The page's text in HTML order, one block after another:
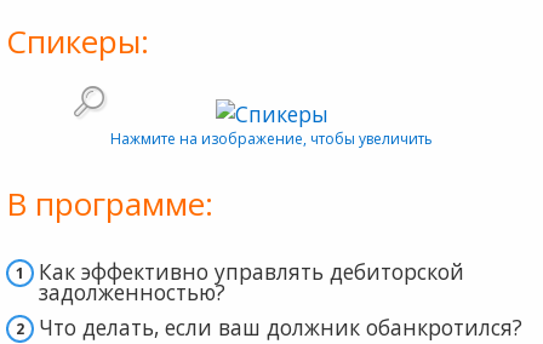
Спикеры:
Нажмите на изображение, чтобы увеличить
В программе:
Как эффективно управлять дебиторской
задолженностью?
Что делать, если ваш должник обанкротился?